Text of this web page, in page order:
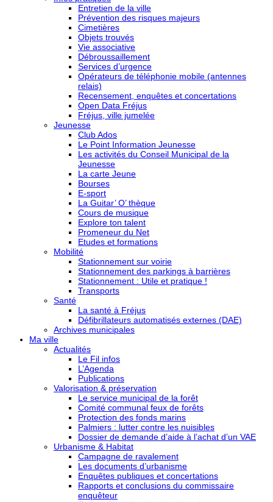
Entretien de la ville
Prévention des risques majeurs
Cimetières
Objets trouvés
Vie associative
Débroussaillement
Services d’urgence
Opérateurs de téléphonie mobile (antennes
relais)
Recensement, enquêtes et concertations
Open Data Fréjus
Fréjus, ville jumelée
Jeunesse
Club Ados
Le Point Information Jeunesse
Les activités du Conseil Municipal de la
Jeunesse
La carte Jeune
Bourses
E-sport
La Guitar’ O’ thèque
Cours de musique
Explore ton talent
Promeneur du Net
Etudes et formations
Mobilité
Stationnement sur voirie
Stationnement des parkings à barrières
Stationnement : Utile et pratique !
Transports
Santé
La santé à Fréjus
Défibrillateurs automatisés externes (DAE)
Archives municipales
Ma ville
Actualités
Le Fil infos
L’Agenda
Publications
Valorisation & préservation
Le service municipal de la forêt
Comité communal feux de forêts
Protection des fonds marins
Palmiers : lutter contre les nuisibles
Dossier de demande d’aide à l’achat d’un VAE
Urbanisme & Habitat
Campagne de ravalement
Les documents d’urbanisme
Enquêtes publiques et concertations
Rapports et conclusions du commissaire
enquêteur